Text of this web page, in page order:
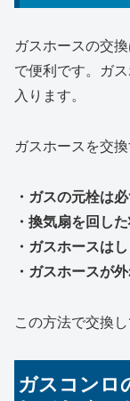
ガスホースの交
で便利です。ガ
入ります。
ガスホースを交換
・ガスの元栓は
・換気扇を回し
・ガスホースは
・ガスホースが
この方法で交換
ガスコンロ